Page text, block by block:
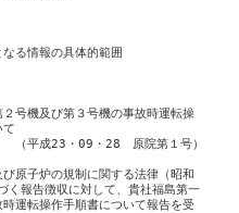
る情報の具体的範囲
号機及び第３号機の事故時運転操
原院第１号）
原子炉の規制に関する法律（昭和
報告徴収に対して、貴社福島第一
運転操作手順書について報告を受